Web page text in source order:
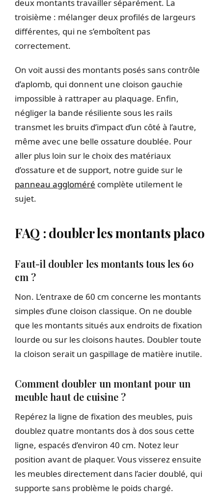
deux montants travailler séparément. La
troisième : mélanger deux profilés de largeurs
différentes, qui ne s’emboîtent pas
correctement.
On voit aussi des montants posés sans contrôle
d’aplomb, qui donnent une cloison gauchie
impossible à rattraper au plaquage. Enfin,
négliger la bande résiliente sous les rails
transmet les bruits d’impact d’un côté à l’autre,
même avec une belle ossature doublée. Pour
aller plus loin sur le choix des matériaux
d’ossature et de support, notre guide sur le
panneau aggloméré complète utilement le
sujet.
FAQ : doubler les montants placo
Faut-il doubler les montants tous les 60
cm ?
Non. L’entraxe de 60 cm concerne les montants
simples d’une cloison classique. On ne double
que les montants situés aux endroits de fixation
lourde ou sur les cloisons hautes. Doubler toute
la cloison serait un gaspillage de matière inutile.
Comment doubler un montant pour un
meuble haut de cuisine ?
Repérez la ligne de fixation des meubles, puis
doublez quatre montants dos à dos sous cette
ligne, espacés d’environ 40 cm. Notez leur
position avant de plaquer. Vous visserez ensuite
les meubles directement dans l’acier doublé, qui
supporte sans problème le poids chargé.